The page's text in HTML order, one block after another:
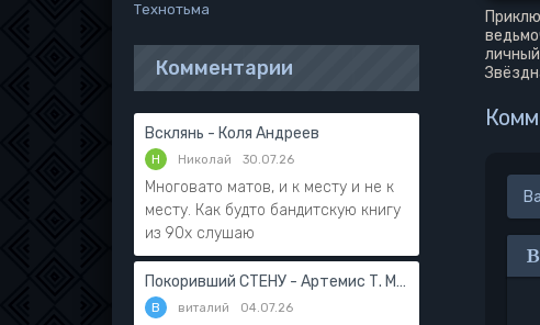
Технотьма
Комментарии
Всклянь - Коля Андреев
Н Николай 30.07.26
Многовато матов, и к месту и не к
месту. Как будто бандитскую книгу
из 90х слушаю
Покоривший СТЕНУ - Артемис Т. Мантикор
В виталий 04.07.26